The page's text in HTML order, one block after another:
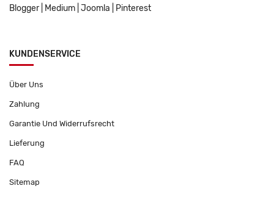
Blogger
Medium Joomla Pinterest
KUNDENSERVICE
Über Uns
Zahlung
Garantie Und Widerrufsrecht
Lieferung
FAQ
Sitemap